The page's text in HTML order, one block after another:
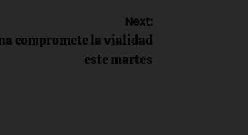
Next:
compromete la vialidad
este martes